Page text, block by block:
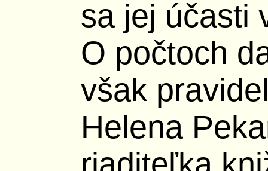
sa jej účasti
O počtoch
však
Helena